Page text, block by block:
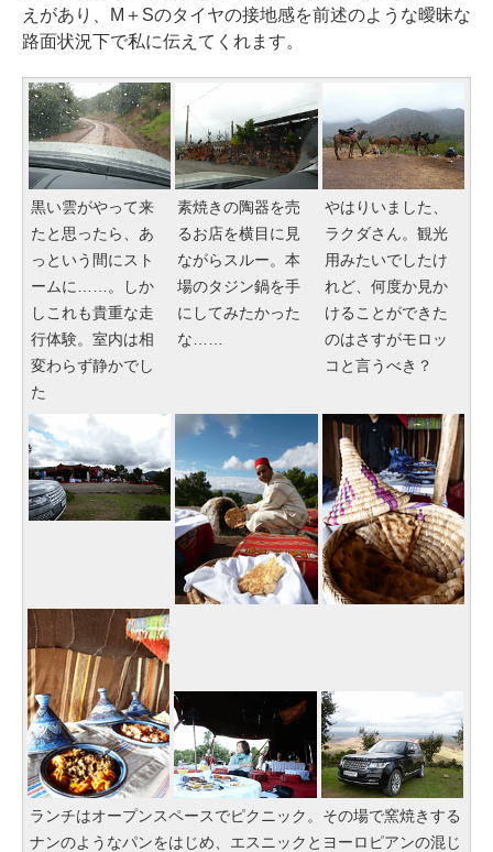
えがあり、M＋Sのタイヤの接地感を前述のような曖昧な
路面状況下で私に伝えてくれます。
黒い雲がやって来
たと思ったら、あ
っという間にスト
ームに……。しか
しこれも貴重な走
行体験。室内は相
変わらず静かでし
た
素焼きの陶器を売
るお店を横目に見
ながらスルー。本
場のタジン鍋を手
にしてみたかった
な……
やはりいました、
ラクダさん。観光
用みたいでしたけ
れど、何度か見か
けることができた
のはさすがモロッ
コと言うべき？
ランチはオープンスペースでピクニック。その場で窯焼きする
ナンのようなパンをはじめ、エスニックとヨーロピアンの混じ